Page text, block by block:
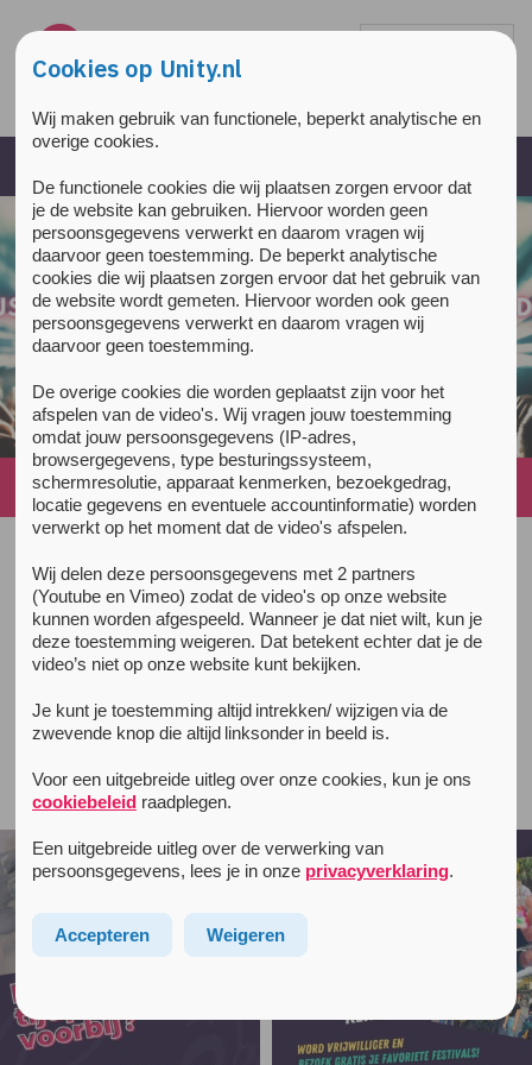
Home »News» Veilig uit en (f)out gaan
All news items
ehbo feest festival incidenten seh unity
December 2,
2016
Veilig uit en (f)out gaan
Follow unityinfo on Instagram
Cookies op Unity.nl
Wij maken gebruik van functionele, beperkt analytische en
overige cookies.
De functionele cookies die wij plaatsen zorgen ervoor dat
je de website kan gebruiken. Hiervoor worden geen
persoonsgegevens verwerkt en daarom vragen wij
daarvoor geen toestemming. De beperkt analytische
cookies die wij plaatsen zorgen ervoor dat het gebruik van
de website wordt gemeten. Hiervoor worden ook geen
persoonsgegevens verwerkt en daarom vragen wij
daarvoor geen toestemming.
De overige cookies die worden geplaatst zijn voor het
afspelen van de video's. Wij vragen jouw toestemming
omdat jouw persoonsgegevens (IP-adres,
browsergegevens, type besturingssysteem,
schermresolutie, apparaat kenmerken, bezoekgedrag,
locatie gegevens en eventuele accountinformatie) worden
verwerkt op het moment dat de video's afspelen.
Wij delen deze persoonsgegevens met 2 partners
(Youtube en Vimeo) zodat de video's op onze website
kunnen worden afgespeeld. Wanneer je dat niet wilt, kun je
deze toestemming weigeren. Dat betekent echter dat je de
video’s niet op onze website kunt bekijken.
Je kunt je toestemming altijd intrekken/ wijzigen via de
zwevende knop die altijd linksonder in beeld is.
Voor een uitgebreide uitleg over onze cookies, kun je ons
cookiebeleidraadplegen.
Een uitgebreide uitleg over de verwerking van
persoonsgegevens, lees je in onze privacyverklaring.
Accepteren Weigeren